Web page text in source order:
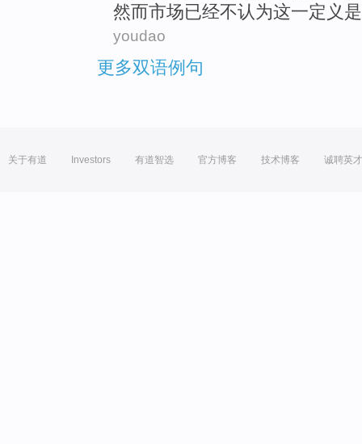
然而市场已经不认为这一定义 是
youdao
更多双语例句
关于有道 Investors 有道智选 官方博客 技术博客 诚聘英才